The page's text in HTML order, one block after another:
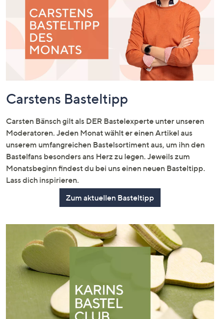
Carstens Basteltipp
Carsten Bänsch gilt als DER Bastelexperte unter unseren
Moderatoren. Jeden Monat wählt er einen Artikel aus
unserem umfangreichen Bastelsortiment aus, um ihn den
Bastelfans besonders ans Herz zu legen. Jeweils zum
Monatsbeginn findest du bei uns einen neuen Basteltipp.
Lass dich inspirieren.
Zum aktuellen Basteltipp